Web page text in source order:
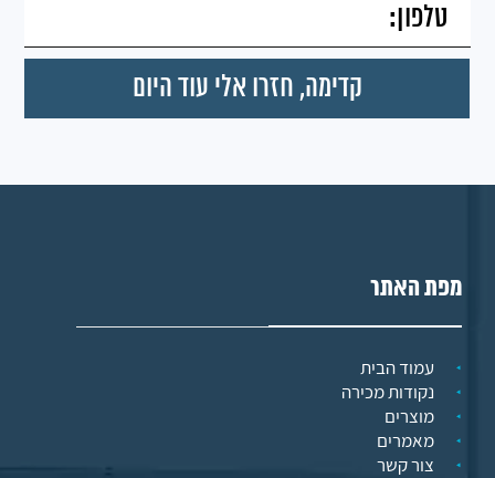
מפת האתר
עמוד הבית
נקודות מכירה
מוצרים
מאמרים
צור קשר